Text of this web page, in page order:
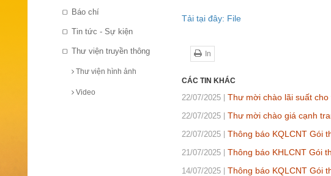
Báo chí
Tin tức - Sự kiện
Thư viện truyền thông
Thư viện hình ảnh
Video
Tải tại đây: File
In
CÁC TIN KHÁC
22/07/2025 Thư mời chào lãi suất
22/07/2025 Thư mời chào giá cạnh
22/07/2025 Thông báo KQLCNT Gói
21/07/2025 Thông báo KHLCNT Gói
14/07/2025 Thông báo KQLCNT Gói